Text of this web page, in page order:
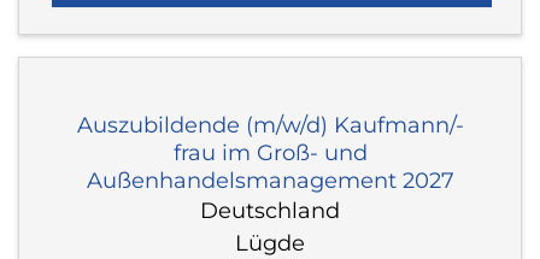
Auszubildende (m/w/d) Kaufmann/-
frau im Groß- und
Außenhandelsmanagement 2027
Deutschland
Lügde